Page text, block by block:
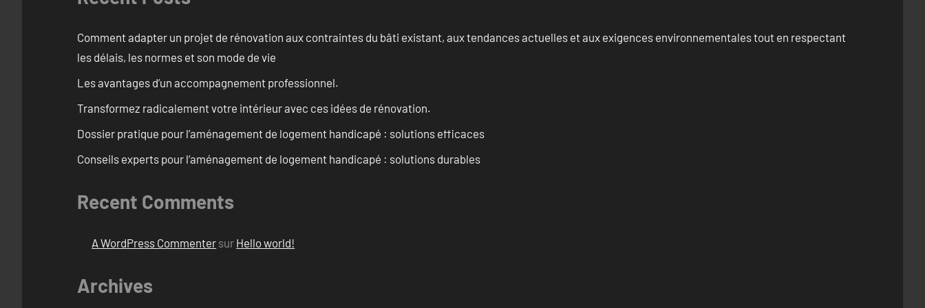
Comment adapter un projet de rénovation aux contraintes du bâti existant, aux tendances actuelles et aux exigences environnementales tout en respectant
les délais, les normes et son mode de vie
Les avantages d’un accompagnement professionnel.
Transformez radicalement votre intérieur avec ces idées de rénovation.
Dossier pratique pour l’aménagement de logement handicapé : solutions efficaces
Conseils experts pour l’aménagement de logement handicapé : solutions durables
Recent Comments
A WordPress Commenter sur Hello world!
Archives